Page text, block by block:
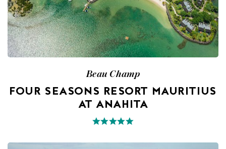
Beau Champ
FOUR SEASONS RESORT MAURITIUS
AT ANAHITA